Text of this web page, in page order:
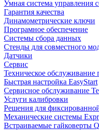
Умная система управления
Гарантия качества
Динамометрические ключи
Програмное обеспечение
Системы сбора данных
Стенды для совместного
Датчики
Сервис
Техническое
Быстрая настройка EasyStart
Cервисное обслуживание
Услуги калибровки
Решения для
Механические системы
Встраиваемые гайковерты